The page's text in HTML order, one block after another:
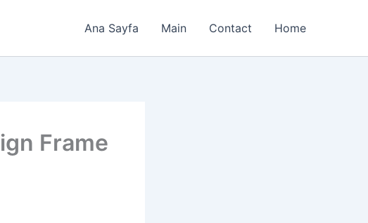
Ana Sayfa Main Contact Home
Frame